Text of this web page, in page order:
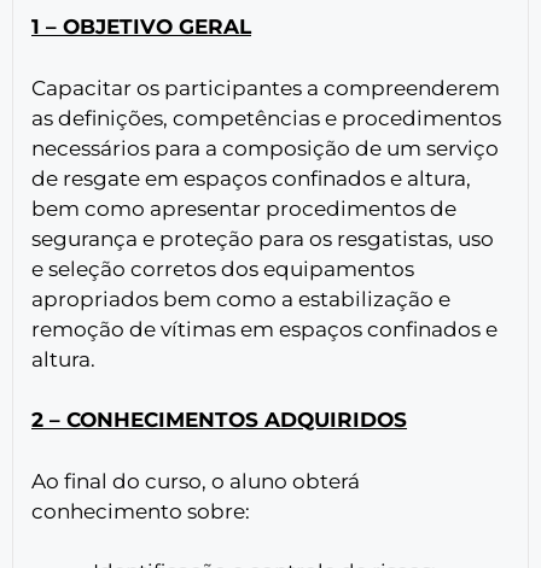
1 – OBJETIVO GERAL
Capacitar os participantes a compreenderem
as definições, competências e procedimentos
necessários para a composição de um serviço
de resgate em espaços confinados e altura,
bem como apresentar procedimentos de
segurança e proteção para os resgatistas, uso
e seleção corretos dos equipamentos
apropriados bem como a estabilização e
remoção de vítimas em espaços confinados e
altura.
2 – CONHECIMENTOS ADQUIRIDOS
Ao final do curso, o aluno obterá
conhecimento sobre: